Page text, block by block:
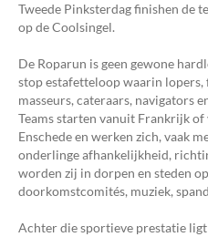
Tweede Pinksterdag finishen de
op de Coolsingel.
De Roparun is geen gewone
stop estafetteloop waarin lopers,
masseurs, cateraars, navigators
Teams starten vanuit Frankrijk
Enschede en werken zich, vaak
onderlinge afhankelijkheid,
worden zij in dorpen en steden
doorkomstcomités, muziek,
Achter die sportieve prestatie